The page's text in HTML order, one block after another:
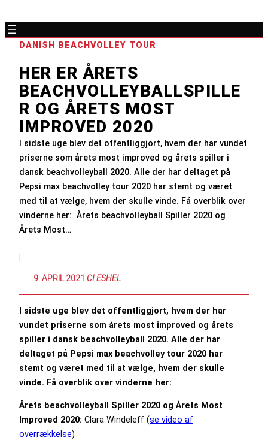
DANISH BEACHVOLLEY TOUR
HER ER ÅRETS
BEACHVOLLEYBALLSPILLE
R OG ÅRETS MOST
IMPROVED 2020
I sidste uge blev det offentliggjort, hvem der har vundet
priserne som årets most improved og årets spiller i
dansk beachvolleyball 2020. Alle der har deltaget på
Pepsi max beachvolley tour 2020 har stemt og været
med til at vælge, hvem der skulle vinde. Få overblik over
vinderne her: Årets beachvolleyball Spiller 2020 og
Årets Most…
|
9. APRIL 2021 :CI ESHEL
I sidste uge blev det offentliggjort, hvem der har
vundet priserne som årets most improved og årets
spiller i dansk beachvolleyball 2020. Alle der har
deltaget på Pepsi max beachvolley tour 2020 har
stemt og været med til at vælge, hvem der skulle
vinde. Få overblik over vinderne her:
Årets beachvolleyball Spiller 2020 og Årets Most
Improved 2020: Clara Windeleff (se video af
overrækkelse)